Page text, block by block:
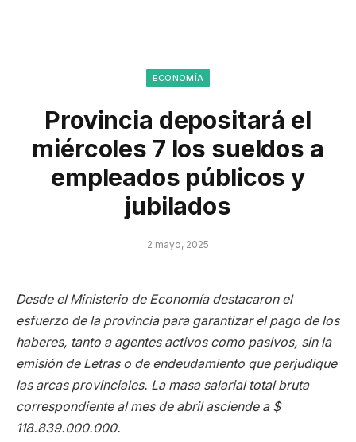
ECONOMÍA
Provincia depositará el
miércoles 7 los sueldos a
empleados públicos y
jubilados
2 mayo, 2025
Desde el Ministerio de Economía destacaron el
esfuerzo de la provincia para garantizar el pago de los
haberes, tanto a agentes activos como pasivos, sin la
emisión de Letras o de endeudamiento que perjudique
las arcas provinciales. La masa salarial total bruta
correspondiente al mes de abril asciende a $
118.839.000.000.